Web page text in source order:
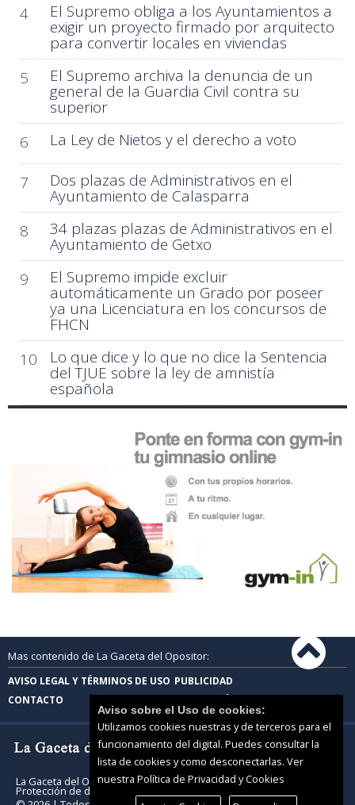
4
El Supremo obliga a los Ayuntamientos a
exigir un proyecto firmado por arquitecto
para convertir locales en viviendas
5
El Supremo archiva la denuncia de un
general de la Guardia Civil contra su
superior
6
La Ley de Nietos y el derecho a voto
7 Dos plazas de Administrativos en el
Ayuntamiento de Calasparra
8
34 plazas plazas de Administrativos en el
Ayuntamiento de Getxo
9
El Supremo impide excluir
automáticamente un Grado por poseer
ya una Licenciatura en los concursos de
FHCN
10
Lo que dice y lo que no dice la Sentencia
del TJUE sobre la ley de amnistía
española
Mas contenido de La Gaceta del Opositor:
AVISO LEGAL Y TÉRMINOS DE USO PUBLICIDAD
CONTACTO
La Gaceta del Opositor | Términos de uso|
Protección de datos
Aviso sobre el Uso de cookies:
Utilizamos cookies nuestras y de terceros para el
funcionamiento del digital. Puedes consultar la
lista de cookies y como desconectarlas. Ver
nuestra Política de Privacidad y Cookies